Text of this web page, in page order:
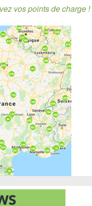
vos points de charge !